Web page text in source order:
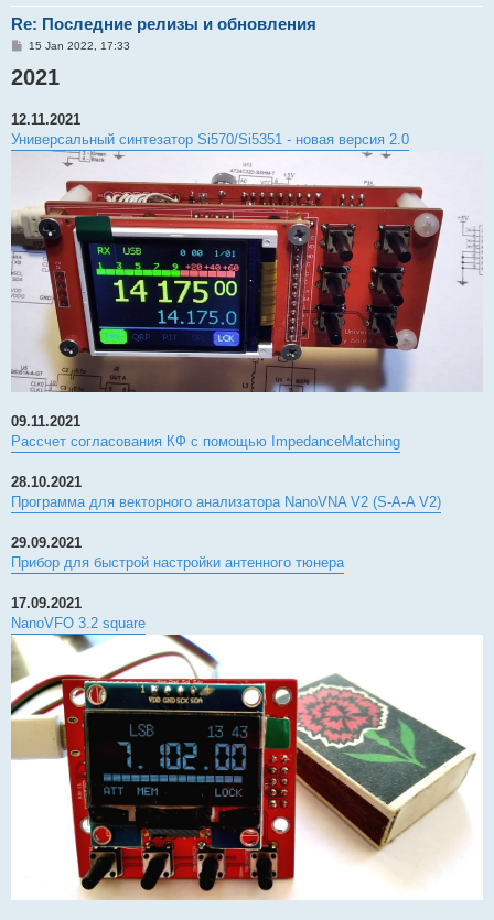
Re: Последние релизы и обновления
P
s
t
15 Jan 2022, 17:33
2021
12.11.2021
Универсальный синтезатор Si570/Si5351 - новая версия 2.0
09.11.2021
Рассчет согласования КФ с помощью ImpedanceMatching
28.10.2021
Программа для векторного анализатора NanoVNA V2 (S-A-A V2)
29.09.2021
Прибор для быстрой настройки антенного тюнера
17.09.2021
NanoVFO 3.2 square